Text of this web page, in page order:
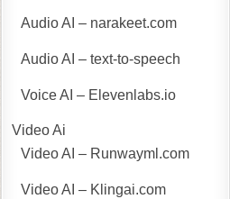
Audio AI – narakeet.com
Audio AI – text-to-speech
Voice AI – Elevenlabs.io
Video Ai
Video AI – Runwayml.com
Video AI – Klingai.com